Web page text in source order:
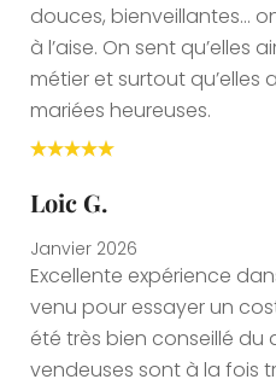
douces, bienveillantes…
à l’aise. On sent
métier et surtout qu’elles
mariées heureuses.
Excellente expérience
venu pour essayer un
été très bien conseillé du
vendeuses sont à la fois
Loic G.
Janvier 2026